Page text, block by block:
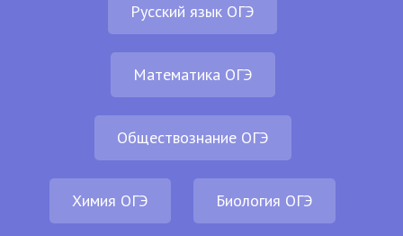
Русский язык ОГЭ
Математика ОГЭ
Обществознание ОГЭ
Химия ОГЭ Биология ОГЭ